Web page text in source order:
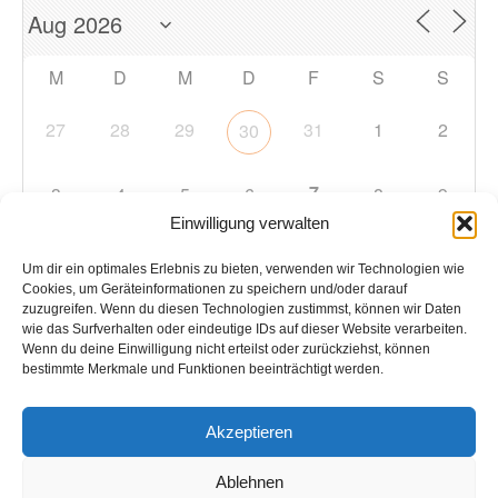
Einwilligung verwalten
Um dir ein optimales Erlebnis zu bieten, verwenden wir Technologien wie
Cookies, um Geräteinformationen zu speichern und/oder darauf
zuzugreifen. Wenn du diesen Technologien zustimmst, können wir Daten
wie das Surfverhalten oder eindeutige IDs auf dieser Website verarbeiten.
Wenn du deine Einwilligung nicht erteilst oder zurückziehst, können
bestimmte Merkmale und Funktionen beeinträchtigt werden.
Akzeptieren
Ablehnen
M D M D F S S
27 28 29 30 31 1 2
3 4 5 6 7 8 9
10 11 12 13 14 15
17 18 19 20 21 22 23
31 1 2 3 4 5 6